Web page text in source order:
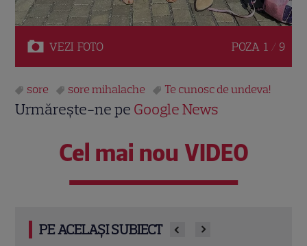
VEZI FOTO POZA 1 / 9
sore sore mihalache Te cunosc de undeva!
Urmărește-ne pe Google News
Cel mai nou VIDEO
PE ACELAȘI SUBIECT